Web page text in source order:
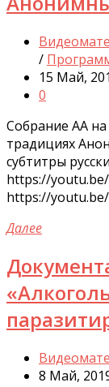
/
15 Май,
0
Собрание АА
традициях
субтитры
https://youtu.be/
https://
Далее
8 Май,